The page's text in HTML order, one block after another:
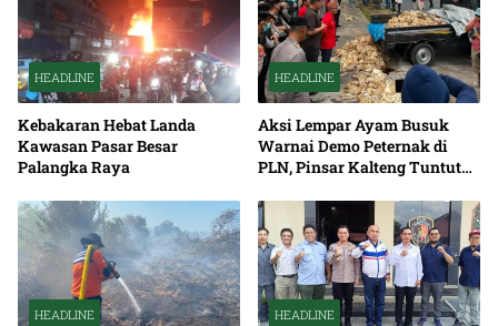
HEADLINE
Kebakaran Hebat Landa
Kawasan Pasar Besar
Palangka Raya
HEADLINE
Aksi Lempar Ayam Busuk
Warnai Demo Peternak di
PLN, Pinsar Kalteng Tuntut
HEADLINE HEADLINE